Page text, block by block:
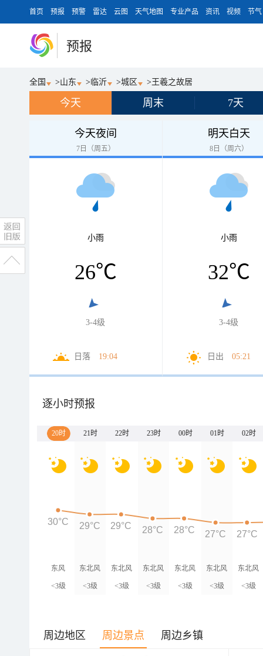
首页 预报 预警 雷达 云图 天气地图 专业产品 资讯 视频 节气
预报
全国 >山东 > 临沂 >城区 > 王羲之故居
今天 周末 7天
今天夜间
7日（周五）
小雨
26℃
3-4级
日落 19:04
明天白天
8日（周六）
小雨
32℃
3-4级
日出 05:21
逐小时预报
20时 21时 22时 23时 00时 01时 02时
东风
<3级
东北风
<3级
东北风
<3级
东北风
<3级
东北风
<3级
东北风
<3级
东北风
<3级
30°C 29°C 29°C 28°C 28°C 27°C 27°C
周边地区 周边景点 周边乡镇